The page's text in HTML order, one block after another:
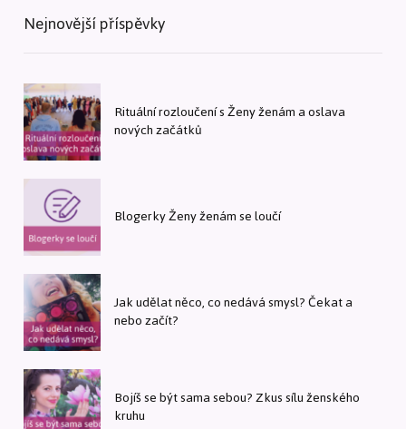
Nejnovější příspěvky
Rituální rozloučení s Ženy ženám a oslava
nových začátků
Blogerky Ženy ženám se loučí
Jak udělat něco, co nedává smysl? Čekat a
nebo začít?
Bojíš se být sama sebou? Zkus sílu ženského
kruhu